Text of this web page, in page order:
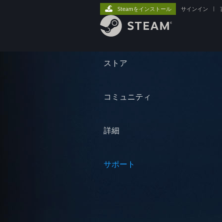
ストア
コミュニティ
詳細
サポート
Steamをインストール サインイン